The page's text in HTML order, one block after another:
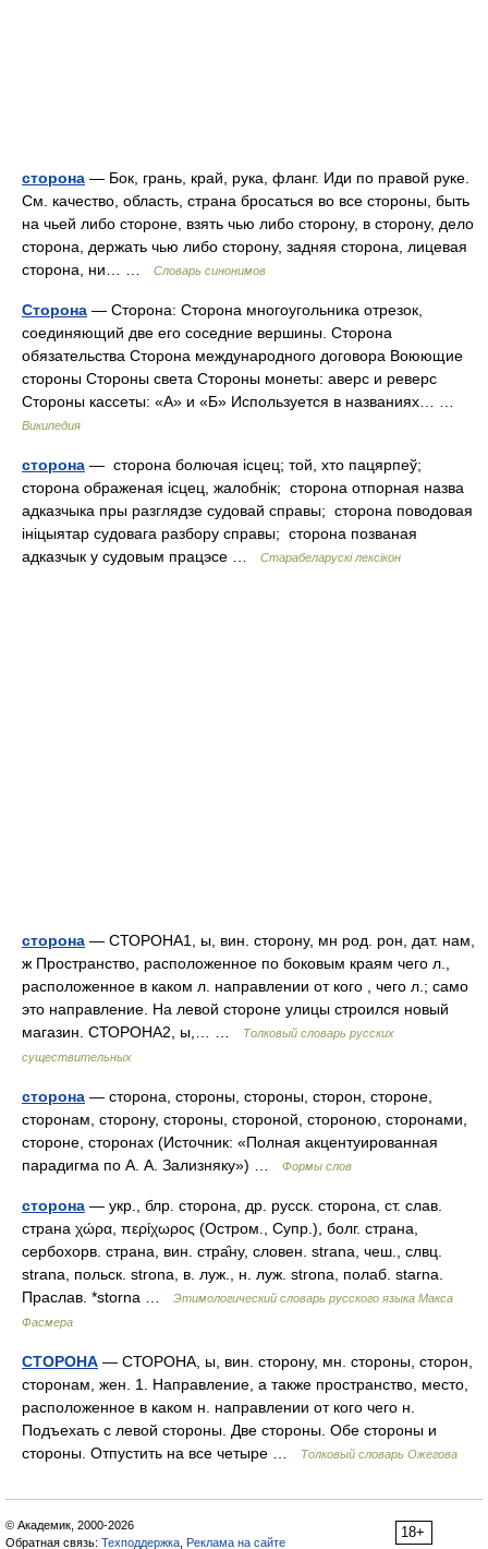
сторона — Бок, грань, край, рука, фланг. Иди по правой руке.
См. качество, область, страна бросаться во все стороны, быть
на чьей либо стороне, взять чью либо сторону, в сторону, дело
сторона, держать чью либо сторону, задняя сторона, лицевая
сторона, ни… …
Словарь синонимов
Сторона — Сторона: Сторона многоугольника отрезок,
соединяющий две его соседние вершины. Сторона
обязательства Сторона международного договора Воюющие
стороны Стороны света Стороны монеты: аверс и реверс
Стороны кассеты: «А» и «Б» Используется в названиях… …
Википедия
сторона —  сторона болючая ісцец; той, хто пацярпеў; 
сторона ображеная ісцец, жалобнік;  сторона отпорная назва
адказчыка пры разглядзе судовай справы;  сторона поводовая
ініцыятар судовага разбору справы;  сторона позваная
адказчык у судовым працэсе …
Старабеларускі лексікон
сторона — СТОРОНА1, ы, вин. сторону, мн род. рон, дат. нам,
ж Пространство, расположенное по боковым краям чего л.,
расположенное в каком л. направлении от кого , чего л.; само
это направление. На левой стороне улицы строился новый
магазин. СТОРОНА2, ы,… …
Толковый словарь русских
существительных
сторона — сторона, стороны, стороны, сторон, стороне,
сторонам, сторону, стороны, стороной, стороною, сторонами,
стороне, сторонах (Источник: «Полная акцентуированная
парадигма по А. А. Зализняку») …
Формы слов
сторона — укр., блр. сторона, др. русск. сторона, ст. слав.
страна χώρα, περίχωρος (Остром., Супр.), болг. страна,
сербохорв. страна, вин. стра̑ну, словен. strana, чеш., слвц.
strana, польск. strona, в. луж., н. луж. strona, полаб. starna.
Праслав. *storna …
Этимологический словарь русского языка Макса
Фасмера
СТОРОНА — СТОРОНА, ы, вин. сторону, мн. стороны, сторон,
сторонам, жен. 1. Направление, а также пространство, место,
расположенное в каком н. направлении от кого чего н.
Подъехать с левой стороны. Две стороны. Обе стороны и
стороны. Отпустить на все четыре …
Толковый словарь Ожегова
18+
© Академик, 2000-2026
Обратная связь: Техподдержка Реклама на сайте